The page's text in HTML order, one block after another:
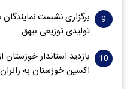
برگزاری نشست
تولیدی توزیعی بیهق
بازدید استاندار
اکسین خوزستان به